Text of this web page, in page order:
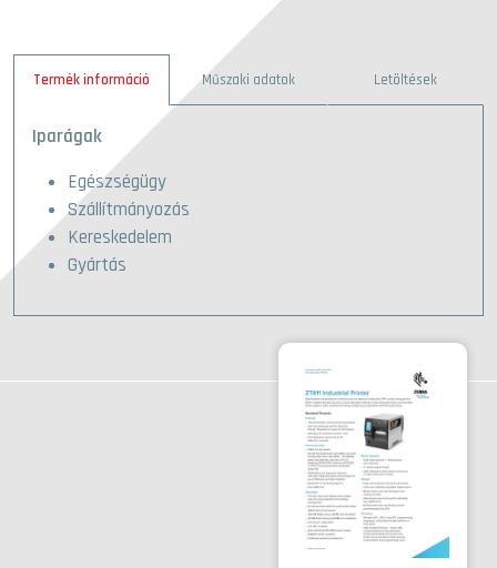
Termék információ Műszaki adatok Letöltések
Iparágak
Egészségügy
Szállítmányozás
Kereskedelem
Gyártás